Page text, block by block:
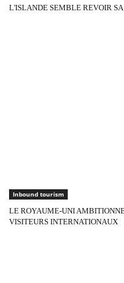
L'ISLANDE SEMBLE REVOIR
Inbound tourism
LE ROYAUME-UNI
VISITEURS INTERNATIONAUX